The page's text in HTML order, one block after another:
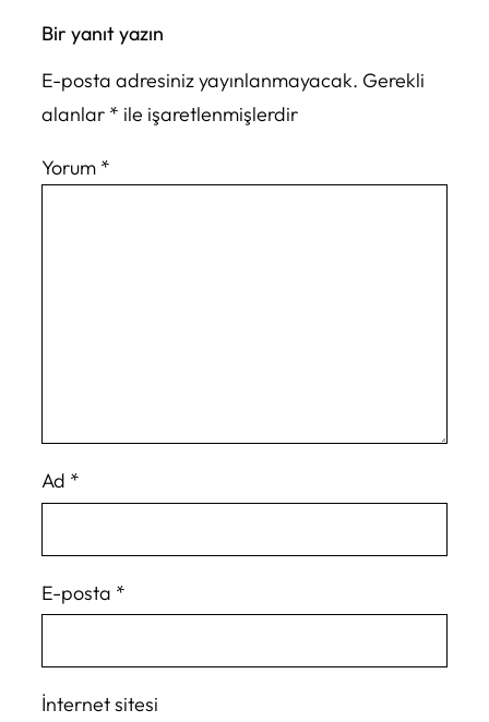
Bir yanıt yazın
E-posta adresiniz yayınlanmayacak. Gerekli
alanlar * ile işaretlenmişlerdir
Yorum *
Ad *
E-posta *
İnternet sitesi